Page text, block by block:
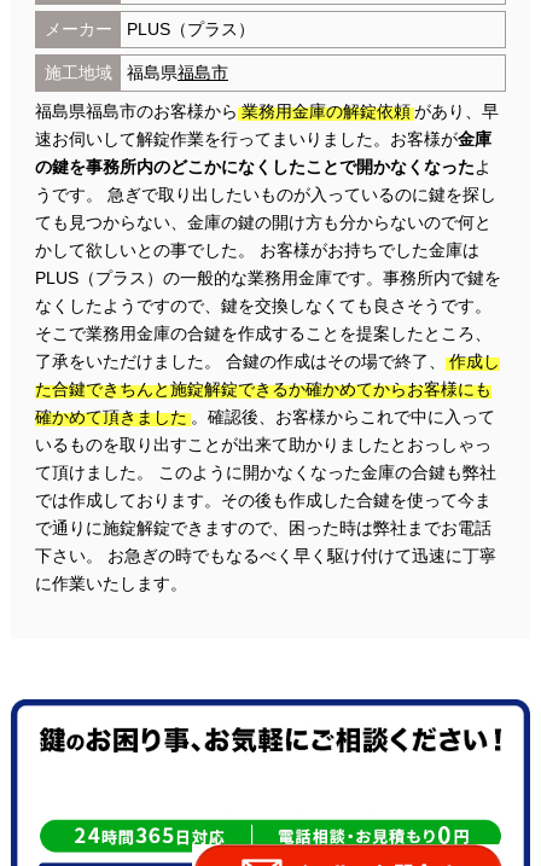
メーカー PLUS（プラス）
施工地域 福島県福島市
福島県福島市のお客様から 業務用金庫の解錠依頼があり、早
速お伺いして解錠作業を行ってまいりました。お客様が金庫
の鍵を事務所内のどこかになくしたことで開かなくなったよ
うです。 急ぎで取り出したいものが入っているのに鍵を探し
ても見つからない、金庫の鍵の開け方も分からないので何と
かして欲しいとの事でした。 お客様がお持ちでした金庫は
PLUS（プラス）の一般的な業務用金庫です。事務所内で鍵を
なくしたようですので、鍵を交換しなくても良さそうです。
そこで業務用金庫の合鍵を作成することを提案したところ、
了承をいただけました。 合鍵の作成はその場で終了、
作成し
た合鍵できちんと施錠解錠できるか確かめてからお客様にも
確かめて頂きました。確認後、お客様からこれで中に入って
いるものを取り出すことが出来て助かりましたとおっしゃっ
て頂けました。 このように開かなくなった金庫の合鍵も弊社
では作成しております。その後も作成した合鍵を使って今ま
で通りに施錠解錠できますので、困った時は弊社までお電話
下さい。 お急ぎの時でもなるべく早く駆け付けて迅速に丁寧
に作業いたします。